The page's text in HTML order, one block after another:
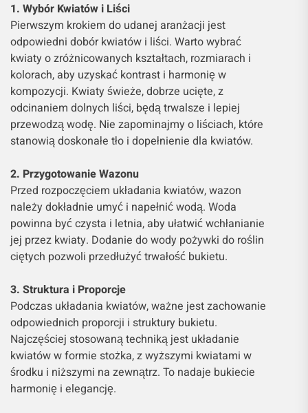
1. Wybór Kwiatów i Liści
Pierwszym krokiem do udanej aranżacji jest
odpowiedni dobór kwiatów i liści. Warto wybrać
kwiaty o zróżnicowanych kształtach, rozmiarach i
kolorach, aby uzyskać kontrast i harmonię w
kompozycji. Kwiaty świeże, dobrze ucięte, z
odcinaniem dolnych liści, będą trwalsze i lepiej
przewodzą wodę. Nie zapominajmy o liściach, które
stanowią doskonałe tło i dopełnienie dla kwiatów.
2. Przygotowanie Wazonu
Przed rozpoczęciem układania kwiatów, wazon
należy dokładnie umyć i napełnić wodą. Woda
powinna być czysta i letnia, aby ułatwić wchłanianie
jej przez kwiaty. Dodanie do wody pożywki do roślin
ciętych pozwoli przedłużyć trwałość bukietu.
3. Struktura i Proporcje
Podczas układania kwiatów, ważne jest zachowanie
odpowiednich proporcji i struktury bukietu.
Najczęściej stosowaną techniką jest układanie
kwiatów w formie stożka, z wyższymi kwiatami w
środku i niższymi na zewnątrz. To nadaje bukiecie
harmonię i elegancję.